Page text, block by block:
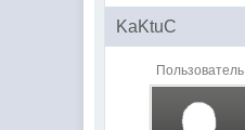
KaKtuC
Пользователь